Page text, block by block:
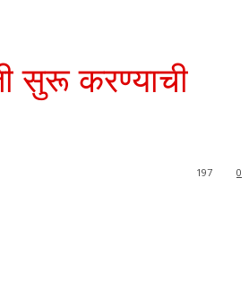
सुरू करण्याची
0
197